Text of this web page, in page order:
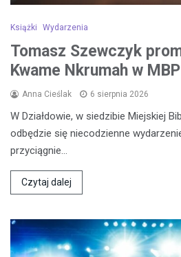
Książki Wydarzenia
Tomasz Szewczyk
Kwame Nkrumah w MBP
Anna Cieślak 6 sierpnia 2026
W Działdowie, w siedzibie Miejskiej
odbędzie się niecodzienne
przyciągnie…
Czytaj dalej